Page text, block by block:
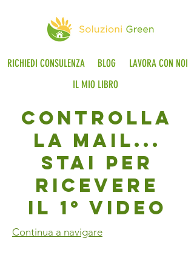
RICHIEDI CONSULENZA BLOG
LAVORA CON NOI
IL MIO LIBRO
CONTROLLA
LA MAIL...
STAI PER
RICEVERE
IL 1° VIDEO
Continua a navigare